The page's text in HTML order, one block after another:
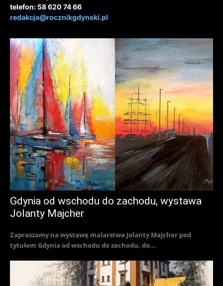
telefon: 58 620 74 66
redakcja@rocznikgdynski.pl
Gdynia od wschodu do zachodu, wystawa
Jolanty Majcher
Zapraszamy na wystawę malarstwa Jolanty Majcher pod
tytułem Gdynia od wschodu do zachodu, do...